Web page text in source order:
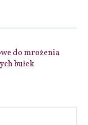
do mrożenia
bułek